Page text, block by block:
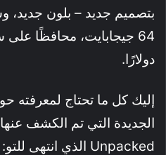
بتصميم جديد – بلون جديد،
دولارًا.
إليك كل ما تحتاج لمعرفته
Unpacked الذي انتهى للتو: